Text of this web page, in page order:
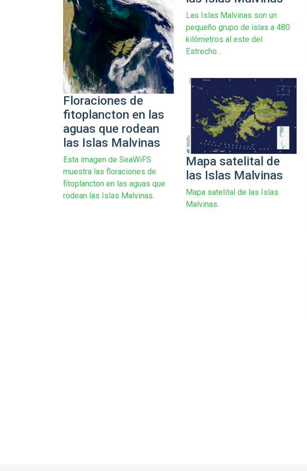
Las Islas Malvinas son un
pequeño grupo de islas a 480
kilómetros al este del
Estrecho...
Floraciones de
fitoplancton en las
aguas que rodean
las Islas Malvinas
Esta imagen de SeaWiFS
muestra las floraciones de
fitoplancton en las aguas que
rodean las Islas Malvinas.
Mapa satelital de
las Islas Malvinas
Mapa satelital de las Islas
Malvinas.